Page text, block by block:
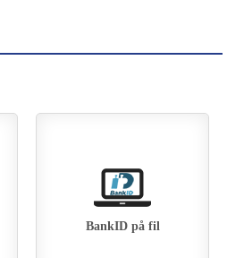
BankID på fil